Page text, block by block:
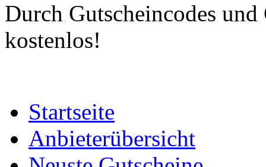
Durch Gutscheincodes
kostenlos!
Startseite
Anbieterübersicht